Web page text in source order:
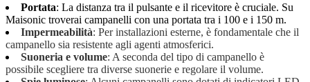
Portata: La distanza tra il pulsante e il ricevitore è cruciale. Su
Maisonic troverai campanelli con una portata tra i 100 e i 150 m.
Impermeabilità: Per installazioni esterne, è fondamentale che il
campanello sia resistente agli agenti atmosferici.
Suoneria e volume: A seconda del tipo di campanello è
possibile scegliere tra diverse suonerie e regolare il volume.